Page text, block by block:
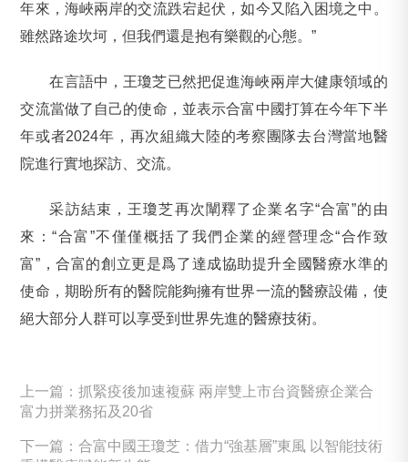
年來，海峽兩岸的交流跌宕起伏，如今又陷入困境之中。
雖然路途坎坷，但我們還是抱有樂觀的心態。”
在言語中，王瓊芝已然把促進海峽兩岸大健康領域的
交流當做了自己的使命，並表示合富中國打算在今年下半
年或者2024年，再次組織大陸的考察團隊去台灣當地醫
院進行實地探訪、交流。
采訪結束，王瓊芝再次闡釋了企業名字“合富”的由
來：“合富”不僅僅概括了我們企業的經營理念“合作致
富”，合富的創立更是爲了達成協助提升全國醫療水準的
使命，期盼所有的醫院能夠擁有世界一流的醫療設備，使
絕大部分人群可以享受到世界先進的醫療技術。
上一篇：抓緊疫後加速複蘇 兩岸雙上市台資醫療企業合
富力拼業務拓及20省
下一篇：合富中國王瓊芝：借力“強基層”東風 以智能技術